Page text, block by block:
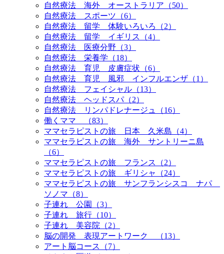
自然療法 海外 オーストラリア（50）
自然療法 スポーツ（6）
自然療法 留学 体験いろいろ（2）
自然療法 留学 イギリス（4）
自然療法 医療分野（3）
自然療法 栄養学（18）
自然療法 育児 皮膚症状（6）
自然療法 育児 風邪 インフルエンザ（1）
自然療法 フェイシャル（13）
自然療法 ヘッドスパ（2）
自然療法 リンパドレナージュ（16）
働くママ （83）
ママセラピストの旅 日本 久米島（4）
ママセラピストの旅 海外 サントリーニ島
（6）
ママセラピストの旅 フランス（2）
ママセラピストの旅 ギリシャ（24）
ママセラピストの旅 サンフランシスコ ナパ
ソノマ（8）
子連れ 公園（3）
子連れ 旅行（10）
子連れ 美容院（2）
脳の開発 表現アートワーク （13）
アート脳コース（7）